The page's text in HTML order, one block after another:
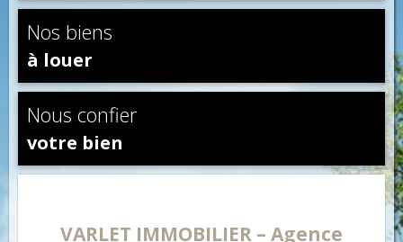
Nos biens
à louer
Nous confier
votre bien
VARLET IMMOBILIER – Agence